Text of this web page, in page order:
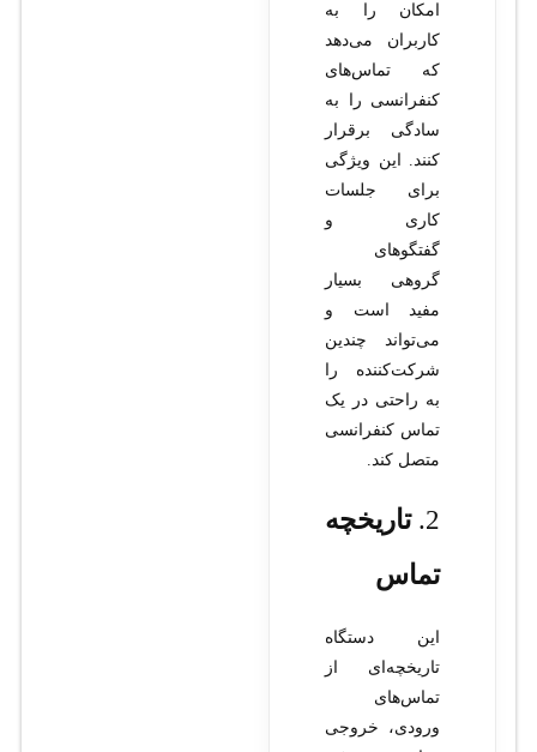
امکان را به
کاربران می‌دهد
که تماس‌های
کنفرانسی را به
سادگی برقرار
کنند. این ویژگی
برای جلسات
کاری و
گفتگوهای
گروهی بسیار
مفید است و
می‌تواند چندین
شرکت‌کننده را
به راحتی در یک
تماس کنفرانسی
متصل کند.
2. تاریخچه
تماس
این دستگاه
تاریخچه‌ای از
تماس‌های
ورودی، خروجی